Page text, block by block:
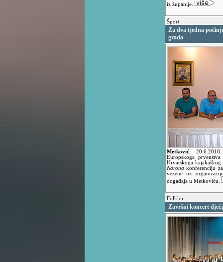
iz županije.
Šport
Za dva tjedna
grada
Metković
Europskoga
Hrvatskoga
Narona konferenciju
vezene uz
događaja u Metkoviću.
Folklor
Završni koncert